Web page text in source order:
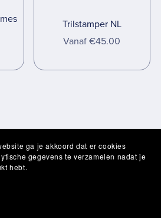
Trilstamper NL
Vanaf €45.00
ga je akkoord dat er cookies
gegevens te verzamelen nadat je
hebt.